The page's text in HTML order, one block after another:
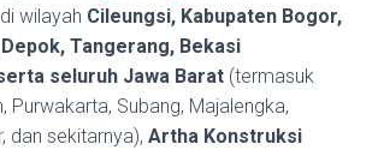
wilayah Cileungsi, Kabupaten Bogor,
Tangerang, Bekasi
seluruh Jawa Barat (termasuk
Purwakarta, Subang, Majalengka,
dan sekitarnya), Artha Konstruksi